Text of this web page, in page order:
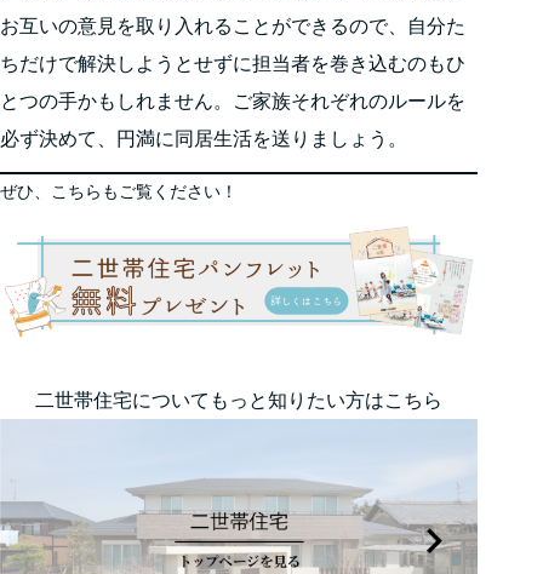
お互いの意見を取り入れることができるので、自分た
ちだけで解決しようとせずに担当者を巻き込むのもひ
とつの手かもしれません。ご家族それぞれのルールを
必ず決めて、円満に同居生活を送りましょう。
ぜひ、こちらもご覧ください！
二世帯住宅についてもっと知りたい方はこちら